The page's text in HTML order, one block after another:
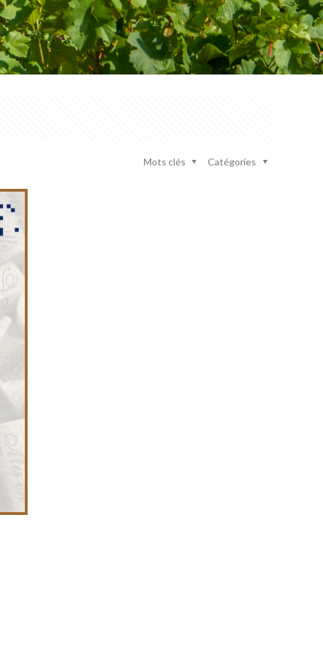
Catégories
Mots clés